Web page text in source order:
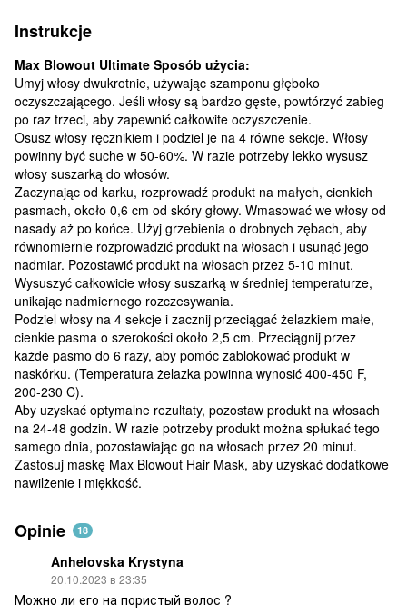
Instrukcje
Max Blowout Ultimate Sposób użycia:
Umyj włosy dwukrotnie, używając szamponu głęboko
oczyszczającego. Jeśli włosy są bardzo gęste, powtórzyć zabieg
po raz trzeci, aby zapewnić całkowite oczyszczenie.
Osusz włosy ręcznikiem i podziel je na 4 równe sekcje. Włosy
powinny być suche w 50-60%. W razie potrzeby lekko wysusz
włosy suszarką do włosów.
Zaczynając od karku, rozprowadź produkt na małych, cienkich
pasmach, około 0,6 cm od skóry głowy. Wmasować we włosy od
nasady aż po końce. Użyj grzebienia o drobnych zębach, aby
równomiernie rozprowadzić produkt na włosach i usunąć jego
nadmiar. Pozostawić produkt na włosach przez 5-10 minut.
Wysuszyć całkowicie włosy suszarką w średniej temperaturze,
unikając nadmiernego rozczesywania.
Podziel włosy na 4 sekcje i zacznij przeciągać żelazkiem małe,
cienkie pasma o szerokości około 2,5 cm. Przeciągnij przez
każde pasmo do 6 razy, aby pomóc zablokować produkt w
naskórku. (Temperatura żelazka powinna wynosić 400-450 F,
200-230 C).
Aby uzyskać optymalne rezultaty, pozostaw produkt na włosach
na 24-48 godzin. W razie potrzeby produkt można spłukać tego
samego dnia, pozostawiając go na włosach przez 20 minut.
Zastosuj maskę Max Blowout Hair Mask, aby uzyskać dodatkowe
nawilżenie i miękkość.
Opinie 18
Anhelovska Krystyna
20.10.2023 в 23:35
Можно ли его на пористый волос ?